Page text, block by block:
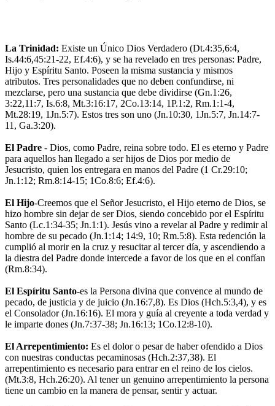
La Trinidad: Existe un Único Dios Verdadero (Dt.4:35,6:4,
Is.44:6,45:21-22, Ef.4:6), y se ha revelado en tres personas: Padre,
Hijo y Espíritu Santo. Poseen la misma sustancia y mismos
atributos. Tres personalidades que no deben confundirse, ni
mezclarse, pero una sustancia que debe dividirse (Gn.1:26,
3:22,11:7, Is.6:8, Mt.3:16:17, 2Co.13:14, 1P.1:2, Rm.1:1-4,
Mt.28:19, 1Jn.5:7). Estos tres son uno (Jn.10:30, 1Jn.5:7, Jn.14:7-
11, Ga.3:20).
El Padre - Dios, como Padre, reina sobre todo. El es eterno y Padre
para aquellos han llegado a ser hijos de Dios por medio de
Jesucristo, quien los entregara en manos del Padre (1 Cr.29:10;
Jn.1:12; Rm.8:14-15; 1Co.8:6; Ef.4:6).
El Hijo-Creemos que el Señor Jesucristo, el Hijo eterno de Dios, se
hizo hombre sin dejar de ser Dios, siendo concebido por el Espíritu
Santo (Lc.1:34-35; Jn.1:1). Jesús vino a revelar al Padre y redimir al
hombre de su pecado (Jn.1:14; 14:9, 10; Rm.5:8). Esta redención la
cumplió al morir en la cruz y resucitar al tercer día, y ascendiendo a
la diestra del Padre donde intercede a favor de los que en el confían
(Rm.8:34).
El Espíritu Santo-es la Persona divina que convence al mundo de
pecado, de justicia y de juicio (Jn.16:7,8). Es Dios (Hch.5:3,4), y es
el Consolador (Jn.16:16). El mora y guía al creyente a toda verdad y
le imparte dones (Jn.7:37-38; Jn.16:13; 1Co.12:8-10).
El Arrepentimiento: Es el dolor o pesar de haber ofendido a Dios
con nuestras conductas pecaminosas (Hch.2:37,38). El
arrepentimiento es necesario para entrar en el reino de los cielos.
(Mt.3:8, Hch.26:20). Al tener un genuino arrepentimiento la persona
tiene un cambio en la manera de pensar, sentir y actuar.